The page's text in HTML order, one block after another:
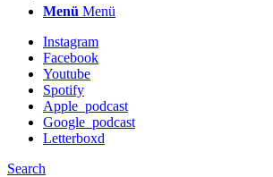
Menü Menü
Instagram
Facebook
Youtube
Spotify
Apple_podcast
Google_podcast
Letterboxd
Search